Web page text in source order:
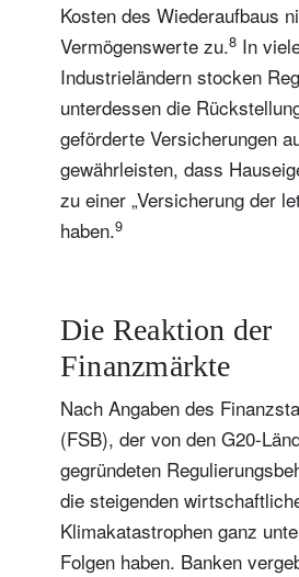
Kosten des Wiederaufbaus
Vermögenswerte zu.8 In
Industrieländern stocken
unterdessen die
geförderte Versicherungen
gewährleisten, dass
zu einer „Versicherung der
haben.9
Die Reaktion der
Finanzmärkte
Nach Angaben des
(FSB), der von den G20-
gegründeten
die steigenden
Klimakatastrophen ganz
Folgen haben. Banken